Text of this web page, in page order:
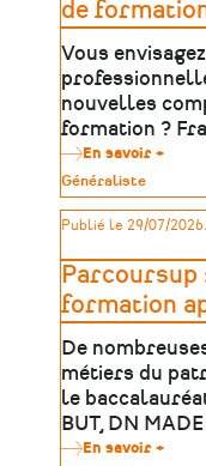
et
de
Vous
nouvelles
formation ?
En savoir +
:
de
ou
Type
de
patrimoine
Généraliste
Publié le 29/07/2026.
Parcoursup
formation
De
métiers du
le
BUT, DN
En savoir +